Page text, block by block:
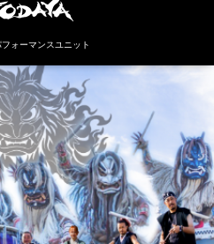
ォーマンスユニット